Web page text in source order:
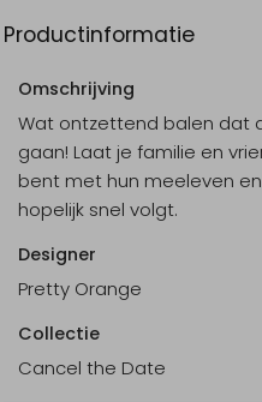
Productinformatie
Omschrijving
Wat ontzettend balen dat
gaan! Laat je familie en
bent met hun meeleven
hopelijk snel volgt.
Designer
Pretty Orange
Collectie
Cancel the Date